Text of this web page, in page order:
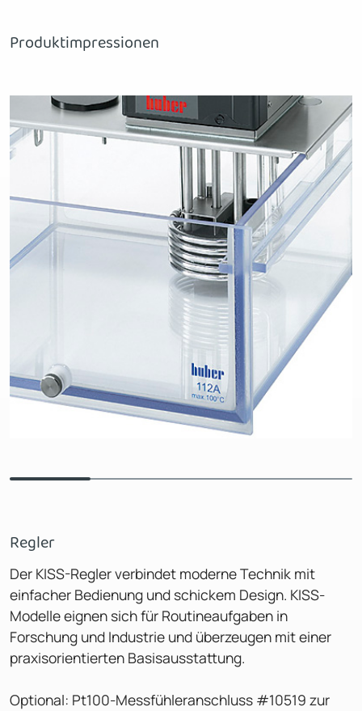
Produktimpressionen
Regler
Der KISS-Regler verbindet moderne Technik mit
einfacher Bedienung und schickem Design. KISS-
Modelle eignen sich für Routineaufgaben in
Forschung und Industrie und überzeugen mit einer
praxisorientierten Basisausstattung.
Optional: Pt100-Messfühleranschluss #10519 zur